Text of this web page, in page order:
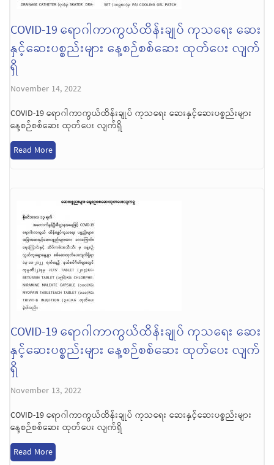
COVID-19 ရောဂါကာကွယ်ထိန်းချုပ် ကုသရေး ဆေး
နှင့်ဆေးပစ္စည်းများ နေ့စဉ်စစ်ဆေး ထုတ်ပေး လျက်
ရှိ
November 14, 2022
COVID-19 ရောဂါကာကွယ်ထိန်းချုပ် ကုသရေး ဆေးနှင့်ဆေးပစ္စည်းများ
နေ့စဉ်စစ်ဆေး ထုတ်ပေး လျက်ရှိ
Read More
COVID-19 ရောဂါကာကွယ်ထိန်းချုပ် ကုသရေး ဆေး
နှင့်ဆေးပစ္စည်းများ နေ့စဉ်စစ်ဆေး ထုတ်ပေး လျက်
ရှိ
November 13, 2022
COVID-19 ရောဂါကာကွယ်ထိန်းချုပ် ကုသရေး ဆေးနှင့်ဆေးပစ္စည်းများ
နေ့စဉ်စစ်ဆေး ထုတ်ပေး လျက်ရှိ
Read More